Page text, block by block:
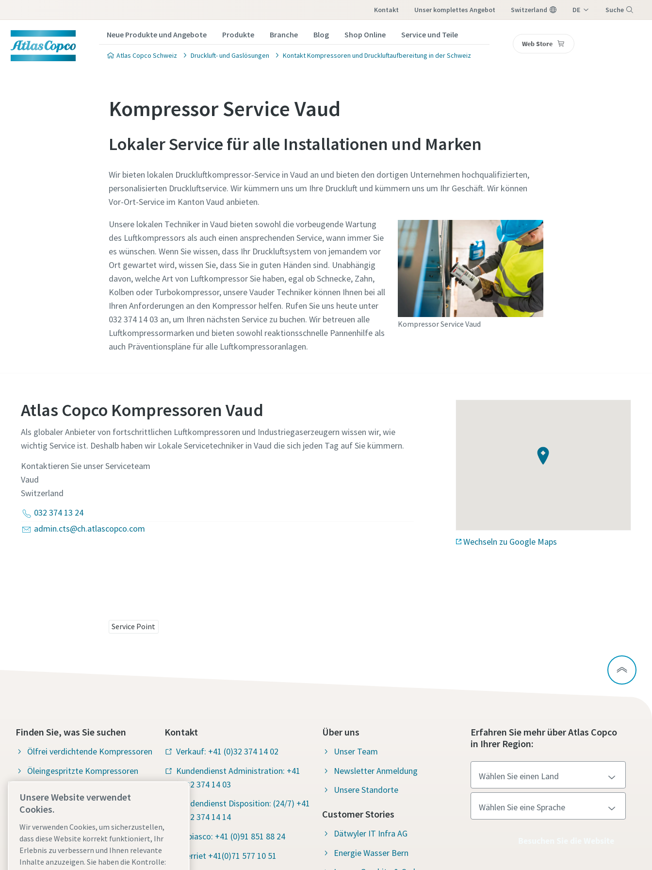
Kontakt Unser komplettes Angebot Switzerland DE Suche
Neue Produkte und Angebote Produkte Branche Blog Shop Online Service und Teile
Atlas Copco Schweiz Druckluft- und Gaslösungen Kontakt Kompressoren und Druckluftaufbereitung in der Schweiz
Web Store
Kompressor Service Vaud
Lokaler Service für alle Installationen und Marken
Wir bieten lokalen Druckluftkompressor-Service in Vaud an und bieten den dortigen Unternehmen hochqualifizierten,
personalisierten Druckluftservice. Wir kümmern uns um Ihre Druckluft und kümmern uns um Ihr Geschäft. Wir können
Vor-Ort-Service im Kanton Vaud anbieten.
Kompressor Service Vaud
Unsere lokalen Techniker in Vaud bieten sowohl die vorbeugende Wartung
des Luftkompressors als auch einen ansprechenden Service, wann immer Sie
es wünschen. Wenn Sie wissen, dass Ihr Druckluftsystem von jemandem vor
Ort gewartet wird, wissen Sie, dass Sie in guten Händen sind. Unabhängig
davon, welche Art von Luftkompressor Sie haben, egal ob Schnecke, Zahn,
Kolben oder Turbokompressor, unsere Vauder Techniker können Ihnen bei all
Ihren Anforderungen an den Kompressor helfen. Rufen Sie uns heute unter
032 374 14 03 an, um Ihren nächsten Service zu buchen. Wir betreuen alle
Luftkompressormarken und bieten sowohl reaktionsschnelle Pannenhilfe als
auch Präventionspläne für alle Luftkompressoranlagen.
Atlas Copco Kompressoren Vaud
Als globaler Anbieter von fortschrittlichen Luftkompressoren und Industriegaserzeugern wissen wir, wie
wichtig Service ist. Deshalb haben wir Lokale Servicetechniker in Vaud die sich jeden Tag auf Sie kümmern.
Kontaktieren Sie unser Serviceteam
Vaud
Switzerland
032 374 13 24
admin.cts@ch.atlascopco.com
Wechseln zu Google Maps
Service Point
Finden Sie, was Sie suchen
Ölfrei verdichtende Kompressoren
Öleingespritzte Kompressoren
Compressed air wiki
Kompressoren blog
Vorteile für den Anwender
Sicherheitsdatenblätter
Kontakt
Verkauf: +41 (0)32 374 14 02
Kundendienst Administration: +41
(0)32 374 14 03
Kundendienst Disposition: (24/7) +41
(0)32 374 14 14
Giubiasco: +41 (0)91 851 88 24
Oberriet +41(0)71 577 10 51
Über uns
Unser Team
Newsletter Anmeldung
Unsere Standorte
Customer Stories
Dätwyler IT Infra AG
Energie Wasser Bern
Erfahren Sie mehr über Atlas Copco
in Ihrer Region:
Unsere Website verwendet
Cookies.
Wir verwenden Cookies, um sicherzustellen,
dass diese Website korrekt funktioniert, Ihr
Erlebnis zu verbessern und Ihnen relevante
Inhalte anzuzeigen. Sie haben die Kontrolle: